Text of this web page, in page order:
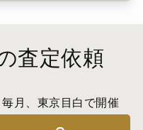
査定依頼
毎月、東京目白で開催